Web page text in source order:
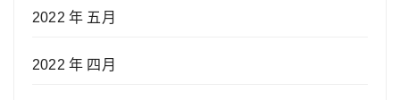
2022 年 五月
2022 年 四月